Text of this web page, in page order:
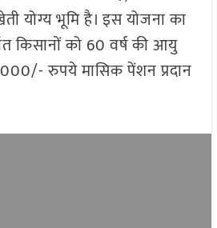
योग्य भूमि है। इस योजना का
किसानों को 60 वर्ष की आयु
रुपये मासिक पेंशन प्रदान